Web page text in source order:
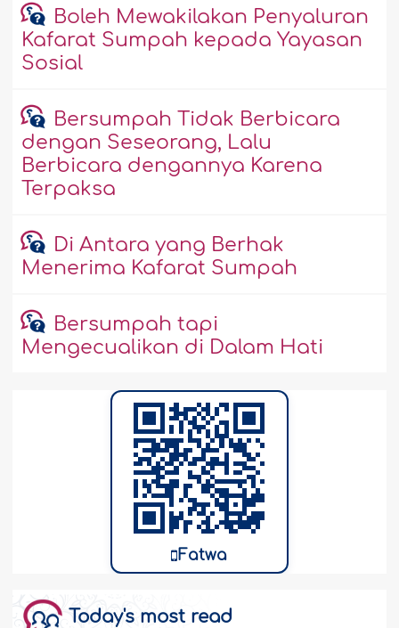
Boleh Mewakilakan Penyaluran
Kafarat Sumpah kepada Yayasan
Sosial
Bersumpah Tidak Berbicara
dengan Seseorang, Lalu
Berbicara dengannya Karena
Terpaksa
Di Antara yang Berhak
Menerima Kafarat Sumpah
Bersumpah tapi
Mengecualikan di Dalam Hati
Fatwa
Today's most read